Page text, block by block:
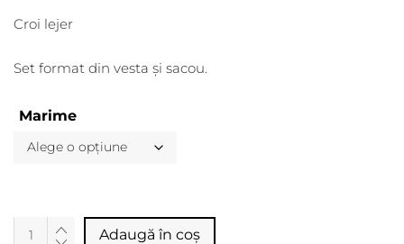
Croi lejer
Set format din vesta și sacou.
Marime
Adaugă în coș